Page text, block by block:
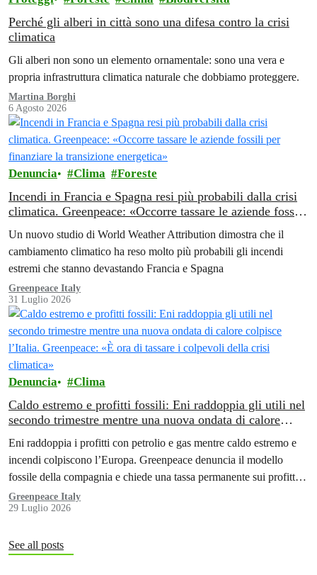
Perché gli alberi in città sono una difesa contro la crisi
climatica
Gli alberi non sono un elemento ornamentale: sono una vera e
propria infrastruttura climatica naturale che dobbiamo proteggere.
Martina Borghi
6 Agosto 2026
Denuncia Clima Foreste
Incendi in Francia e Spagna resi più probabili dalla crisi
climatica. Greenpeace: «Occorre tassare le aziende fossili
Un nuovo studio di World Weather Attribution dimostra che il
cambiamento climatico ha reso molto più probabili gli incendi
estremi che stanno devastando Francia e Spagna
Greenpeace Italy
31 Luglio 2026
Denuncia Clima
Caldo estremo e profitti fossili: Eni raddoppia gli utili nel
secondo trimestre mentre una nuova ondata di calore
della crisi climatica»
Eni raddoppia i profitti con petrolio e gas mentre caldo estremo e
incendi colpiscono l’Europa. Greenpeace denuncia il modello
fossile della compagnia e chiede una tassa permanente sui profitti
delle aziende fossili
Greenpeace Italy
29 Luglio 2026
See all posts